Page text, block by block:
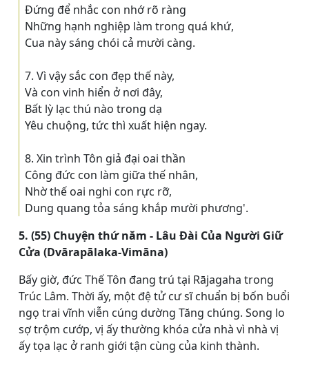
Ðứng để nhắc con nhớ rõ ràng
Những hạnh nghiệp làm trong quá khứ,
Cua này sáng chói cả mười càng.
7. Vì vậy sắc con đẹp thế này,
Và con vinh hiển ở nơi đây,
Bất lỳ lạc thú nào trong dạ
Yêu chuộng, tức thì xuất hiện ngay.
8. Xin trình Tôn giả đại oai thần
Công đức con làm giữa thế nhân,
Nhờ thế oai nghi con rực rỡ,
Dung quang tỏa sáng khắp mười phương'.
5. (55) Chuyện thứ năm - Lâu Ðài Của Người Giữ
Cửa (Dvārapālaka-Vimāna)
Bấy giờ, đức Thế Tôn đang trú tại Rājagaha trong
Trúc Lâm. Thời ấy, một đệ tử cư sĩ chuẩn bị bốn buổi
ngọ trai vĩnh viễn cúng dường Tăng chúng. Song lo
sợ trộm cướp, vị ấy thường khóa cửa nhà vì nhà vị
ấy tọa lạc ở ranh giới tận cùng của kinh thành.